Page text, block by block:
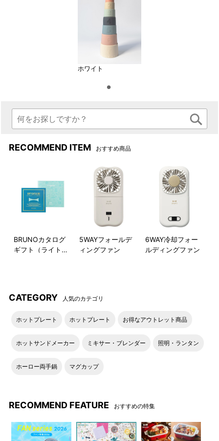
ホワイト
RECOMMEND ITEM おすすめ商品
BRUNOカタログ
ギフト（ライトブ
5WAYフォールデ
ィングファン
6WAY冷却フォー
ルディングファン
CATEGORY 人気のカテゴリ
ホットプレート ホットプレート お得なアウトレット商品
ホットサンドメーカー ミキサー・ブレンダー 照明・ランタン
ホーロー両手鍋 マグカップ
RECOMMEND FEATURE おすすめの特集